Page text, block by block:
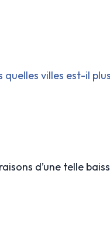
quelles villes est-il
d’une telle